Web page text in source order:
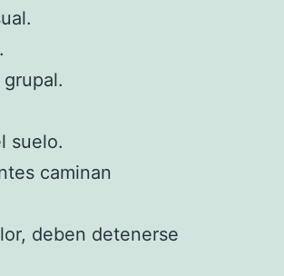
suelo.
caminan
deben detenerse